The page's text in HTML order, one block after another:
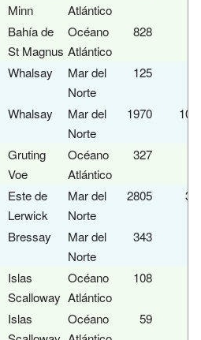
Minn
Atlántico
Bahía de
St Magnus
Océano
Atlántico
828
Whalsay
Mar del
Norte
125
Whalsay
Mar del
Norte
1970
Gruting
Voe
Océano
Atlántico
327
Este de
Lerwick
Mar del
Norte
2805
Bressay
Mar del
Norte
343
Islas
Scalloway
Océano
Atlántico
108
Islas
Océano
59